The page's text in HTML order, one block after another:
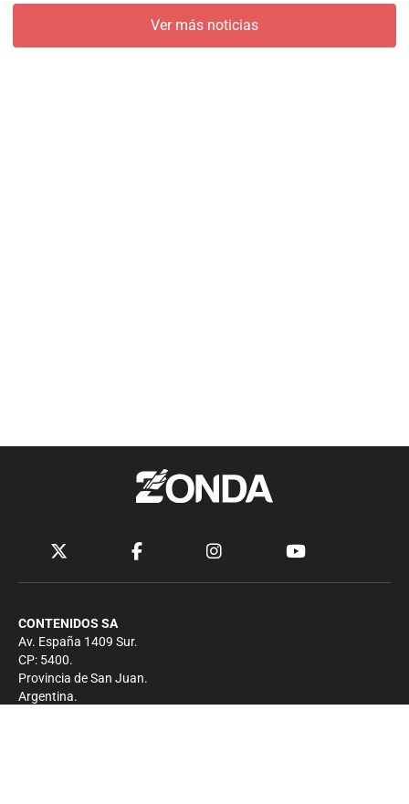
Ver más noticias
CONTENIDOS SA
Av. España 1409 Sur.
CP: 5400.
Provincia de San Juan.
Argentina.